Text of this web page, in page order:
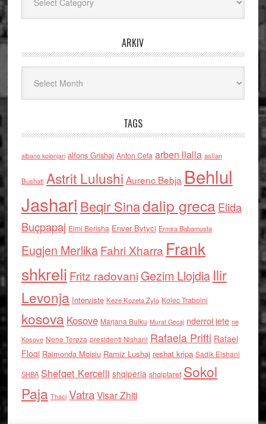
ARKIV
TAGS
albano kolonjari alfons Grishaj Anton Cefa arben llalla asllan
Bushati Astrit Lulushi Aurenc Bebja Behlul
Jashari Beqir Sinadalip grecaElida
Buçpapaj Elmi Berisha Enver Bytyci Ermira Babamusta
Eugjen MerlikaFahri Xharra Frank
shkreli Fritz radovaniGezim Llojdia Ilir
Levonja Interviste Keze Kozeta Zylo Kolec Traboini
kosova Kosove Marjana Bulku Murat Gecaj nderroi jete ne
Kosove Nene Tereza presidenti Nishani Rafaela Prifti Rafael
Floqi Raimonda Moisiu Ramiz Lushaj reshat kripa Sadik Elshani
SHBA Shefqet Kercelli shqiperia shqiptaret Sokol
Paja Thaci VatraVisar Zhiti